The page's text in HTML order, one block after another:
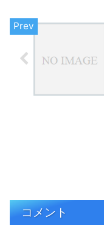
コメント